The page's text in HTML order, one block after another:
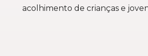
acolhimento de crianças e